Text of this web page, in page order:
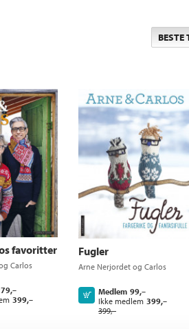
favoritter
Carlos
399,–
Fugler
Arne Nerjordet og Carlos
Medlem 99,–
Ikke medlem 399,–
399,–
Kjøp